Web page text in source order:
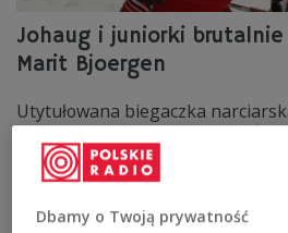
Johaug i juniorki
Marit Bjoergen
Utytułowana biegaczka
która przed dwoma laty
zdecydowała się na powrót do
sezonem. Norweżka miała
było brutalne przebudzenie -
Dbamy o Twoją prywatność